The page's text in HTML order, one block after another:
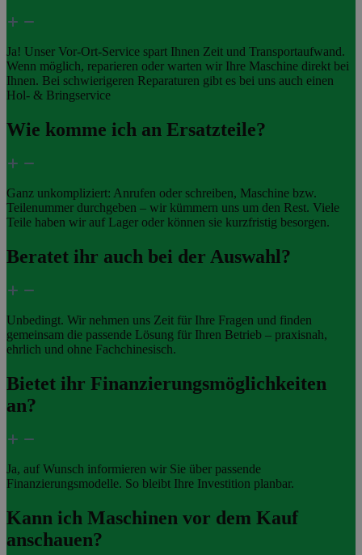
Ja! Unser Vor-Ort-Service spart Ihnen Zeit und Transportaufwand.
Wenn möglich, reparieren oder warten wir Ihre Maschine direkt bei
Ihnen. Bei schwierigeren Reparaturen gibt es bei uns auch einen
Hol- & Bringservice
Wie komme ich an Ersatzteile?
Ganz unkompliziert: Anrufen oder schreiben, Maschine bzw.
Teilenummer durchgeben – wir kümmern uns um den Rest. Viele
Teile haben wir auf Lager oder können sie kurzfristig besorgen.
Beratet ihr auch bei der Auswahl?
Unbedingt. Wir nehmen uns Zeit für Ihre Fragen und finden
gemeinsam die passende Lösung für Ihren Betrieb – praxisnah,
ehrlich und ohne Fachchinesisch.
Bietet ihr Finanzierungsmöglichkeiten
an?
Ja, auf Wunsch informieren wir Sie über passende
Finanzierungsmodelle. So bleibt Ihre Investition planbar.
Kann ich Maschinen vor dem Kauf
anschauen?